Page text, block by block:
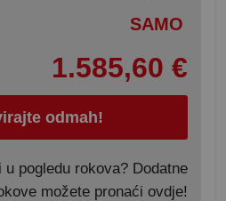
SAMO
1.585,60 €
odmah!
pogledu rokova? Dodatne
možete pronaći ovdje!